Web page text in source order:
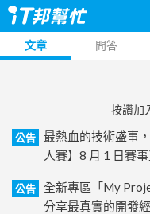
文章 問答
按讚加
公告
最熱血的技術盛事
人賽】8 月 1 日賽
公告
全新專區「My
分享最真實的開發